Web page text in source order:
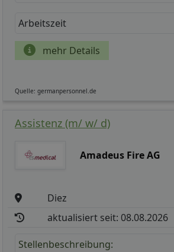
Arbeitszeit
mehr Details
Quelle: germanpersonnel.de
Assistenz (m/ w/ d)
Amadeus Fire AG
Diez
aktualisiert seit: 08.08.2026
Stellenbeschreibung: